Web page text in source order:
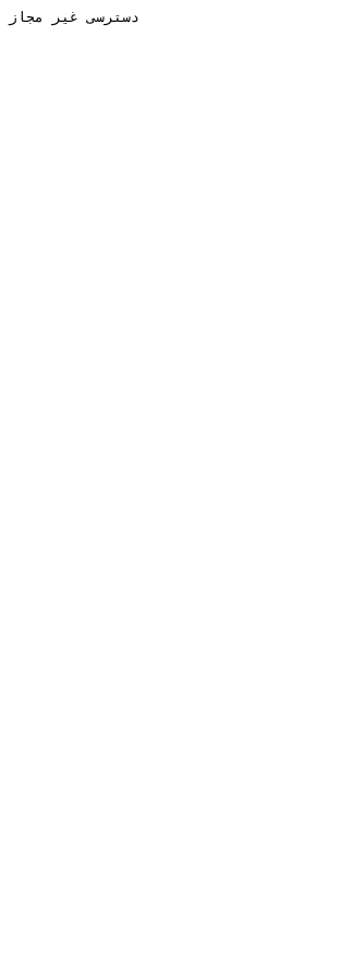
دسترسی غیر مجاز